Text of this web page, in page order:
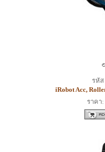
รหัส
iRobot Acc,
ราคา: